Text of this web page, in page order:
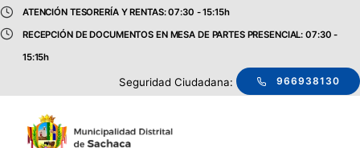
ATENCIÓN TESORERÍA Y RENTAS: 07:30 - 15:15h
RECEPCIÓN DE DOCUMENTOS EN MESA DE PARTES PRESENCIAL: 07:30 -
15:15h
Seguridad Ciudadana: 966938130